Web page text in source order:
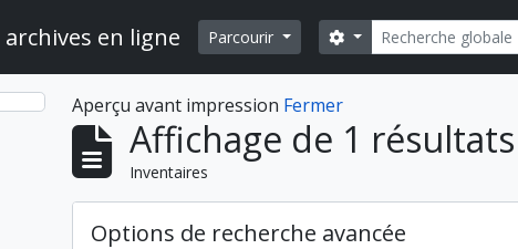
en ligne Parcourir Rechercher
Search options
Aperçu avant impression Fermer
Affichage de 1 résultats
Inventaires
Options de recherche avancée